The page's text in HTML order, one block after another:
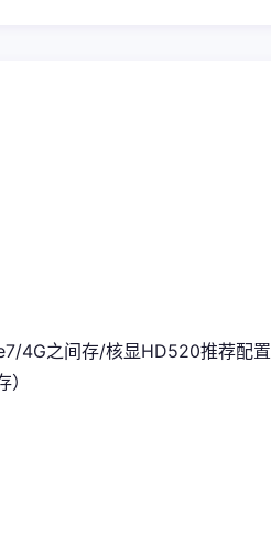
4G之间存/核显HD520​推荐配置​